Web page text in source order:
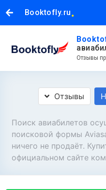
Booktofly.ru.
Отзывы
Отзывы
Поиск авиабилетов
поисковой формы
ничего не продаёт.
официальном сайте